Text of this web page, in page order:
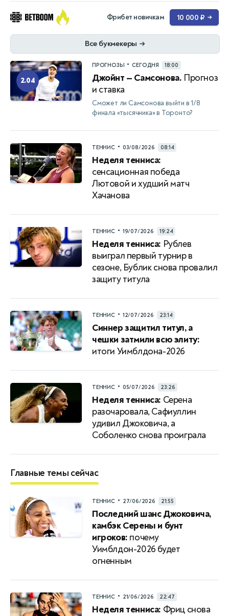
Фрибет новичкам 10 000 ₽ →
Все букмекеры →
2.04
ПРОГНОЗЫ • СЕГОДНЯ 18:00
Джойнт — Самсонова. Прогноз
и ставка
Сможет ли Самсонова выйти в 1/8
финала «тысячника» в Торонто?
ТЕННИС • 03/08/2026 08:14
Неделя тенниса:
сенсационная победа
Лютовой и худший матч
Хачанова
ТЕННИС • 19/07/2026 19:24
Неделя тенниса: Рублев
выиграл первый турнир в
сезоне, Бублик снова провалил
защиту титула
ТЕННИС • 12/07/2026 23:14
Синнер защитил титул, а
чешки затмили всю элиту:
итоги Уимблдона-2026
ТЕННИС • 05/07/2026 23:26
Неделя тенниса: Серена
разочаровала, Сафиуллин
удивил Джоковича, а
Соболенко снова проиграла
Главные темы сейчас
ТЕННИС • 27/06/2026 21:55
Последний шанс Джоковича,
камбэк Серены и бунт
игроков: почему
Уимблдон-2026 будет
огненным
ТЕННИС • 21/06/2026 22:47
Неделя тенниса: Фриц снова